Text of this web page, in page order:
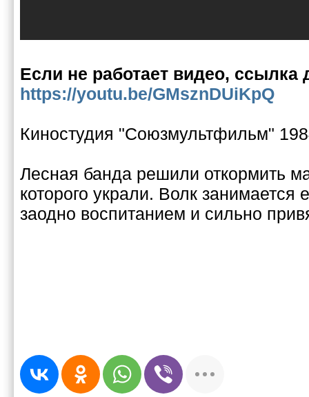
Если не работает видео, ссылка
https://youtu.be/GMsznDUiKpQ
Киностудия "Союзмультфильм"
Лесная банда решили откормить
которого украли. Волк занимается
заодно воспитанием и сильно